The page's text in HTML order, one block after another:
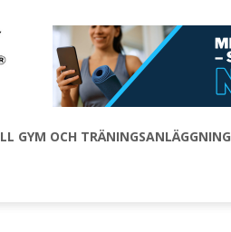
GYM OCH TRÄNINGSANLÄGGNING